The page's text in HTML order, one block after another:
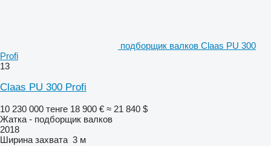
подборщик валков Claas PU 300
Profi
13
Claas PU 300 Profi
10 230 000 тенге 18 900 € ≈ 21 840 $
Жатка - подборщик валков
2018
Ширина захвата 3 м